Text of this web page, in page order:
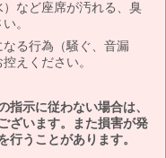
など座席が汚れる、臭
。
る行為（騒ぐ、音漏
えください。
指示に従わない場合は、
ざいます。また損害が発
行うことがあります。